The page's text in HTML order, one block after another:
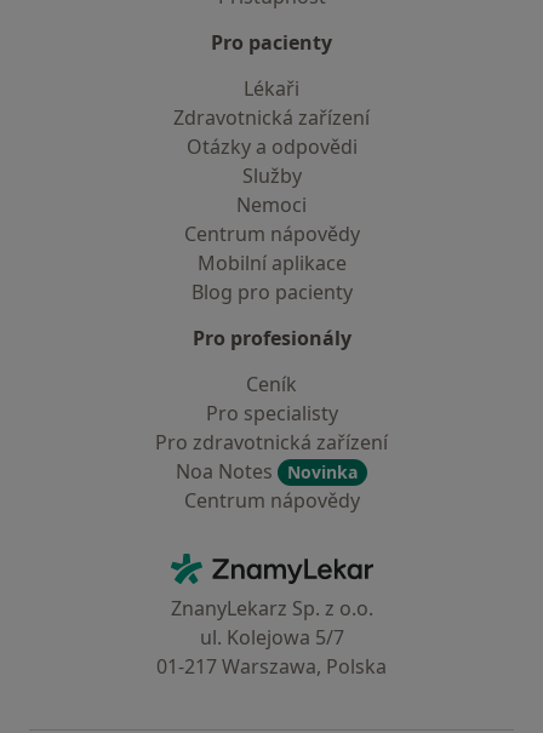
Pro pacienty
Lékaři
Zdravotnická zařízení
Otázky a odpovědi
Služby
Nemoci
Centrum nápovědy
Mobilní aplikace
Blog pro pacienty
Pro profesionály
Ceník
Pro specialisty
Pro zdravotnická zařízení
Noa Notes
Novinka
Centrum nápovědy
ZnamyLekar - Hlavní stránka
ZnanyLekarz Sp. z o.o.
ul. Kolejowa 5/7
01-217 Warszawa, Polska